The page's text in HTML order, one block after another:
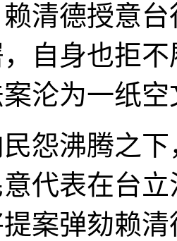
德授意台
自身也拒
沦为一纸空
沸腾之下
代表在台
案弹劾赖清